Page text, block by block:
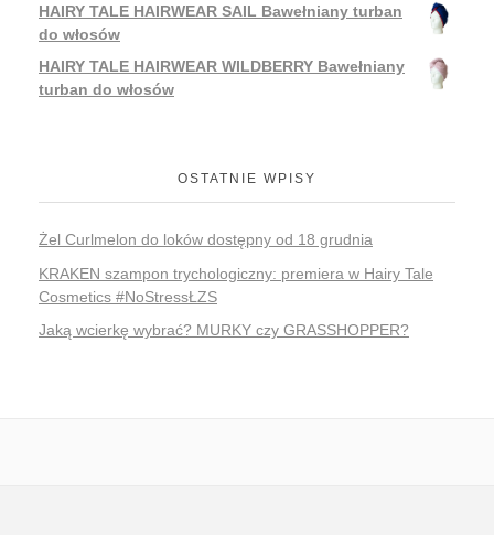
HAIRY TALE HAIRWEAR SAIL Bawełniany turban
do włosów
HAIRY TALE HAIRWEAR WILDBERRY Bawełniany
turban do włosów
OSTATNIE WPISY
Żel Curlmelon do loków dostępny od 18 grudnia
KRAKEN szampon trychologiczny: premiera w Hairy Tale
Cosmetics #NoStressŁZS
Jaką wcierkę wybrać? MURKY czy GRASSHOPPER?